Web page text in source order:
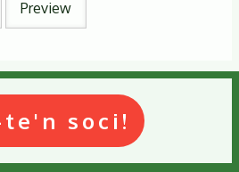
te'n soci!